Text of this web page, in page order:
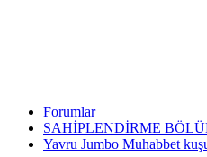
Forumlar
SAHİPLENDİRME
Yavru Jumbo Muhabbet